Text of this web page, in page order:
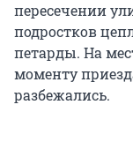
пересечении
подростков
петарды. На
моменту
разбежались.